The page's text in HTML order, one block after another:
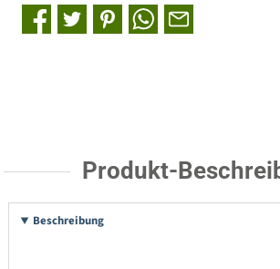
Produkt-
Beschreibung